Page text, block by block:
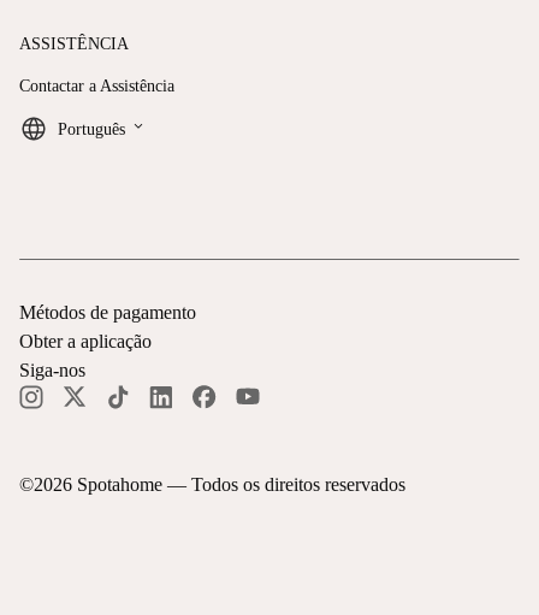
ASSISTÊNCIA
Contactar a Assistência
Português keyboard_arrow_down
©2026 Spotahome — Todos os direitos reservados
Métodos de pagamento
Obter a aplicação
Siga-nos